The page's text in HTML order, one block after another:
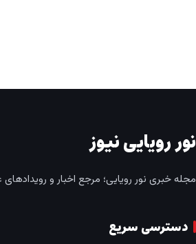
نور رویایی نیوز
مجله خبری نور رویایی؛ مرجع اخبار و
دسترسی سریع